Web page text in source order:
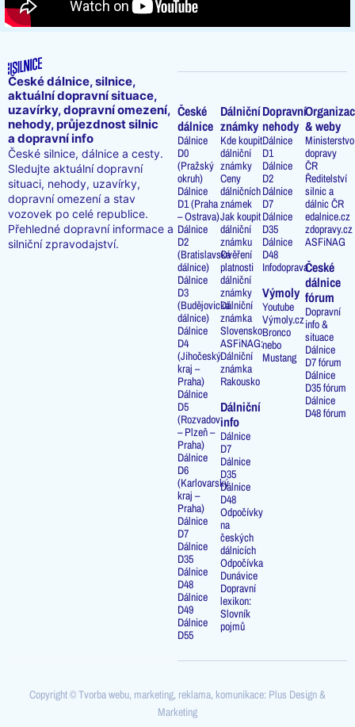
České dálnice, silnice,
aktuální dopravní situace,
uzavírky, dopravní omezení,
nehody, průjezdnost silnic
a dopravní info
České silnice, dálnice a cesty.
Sledujte aktuální dopravní
situaci, nehody, uzavírky,
dopravní omezení a stav
vozovek po celé republice.
Přehledné dopravní informace a
silniční zpravodajství.
České
dálnice
Dálnice
D0
(Pražský
okruh)
Dálnice
D1 (Praha
– Ostrava)
Dálnice
D2
(Bratislavská
dálnice)
Dálnice
D3
(Budějovická
dálnice)
Dálnice
D4
(Jihočeský
kraj –
Praha)
Dálnice
D5
(Rozvadov
– Plzeň –
Praha)
Dálnice
D6
(Karlovarský
kraj –
Praha)
Dálnice
D7
Dálnice
D35
Dálnice
D48
Dálnice
D49
Dálnice
D55
Dálniční
známky
Kde koupit
dálniční
známky
Ceny
dálničních
známek
Jak koupit
dálniční
známku
Ověření
platnosti
dálniční
známky
Dálniční
známka
Slovensko
ASFiNAG:
Dálniční
známka
Rakousko
Dálniční
info
Dálnice
D7
Dálnice
D35
Dálnice
D48
Odpočívky
na
českých
dálnicích
Odpočívka
Dunávice
Dopravní
lexikon:
Slovník
pojmů
Dopravní
nehody
Dálnice
D1
Dálnice
D2
Dálnice
D7
Dálnice
D35
Dálnice
D48
Infodoprava
Výmoly
Youtube
Výmoly.cz
Bronco
nebo
Mustang
& weby
Ministerstvo
dopravy
ČR
Ředitelství
silnic a
dálnic ČR
edalnice.cz
zdopravy.cz
ASFiNAG
České
dálnice
fórum
Dopravní
info &
situace
Dálnice
D7 fórum
Dálnice
D35 fórum
Dálnice
D48 fórum
Copyright © Tvorba webu, marketing, reklama, komunikace: Plus Design &
Marketing